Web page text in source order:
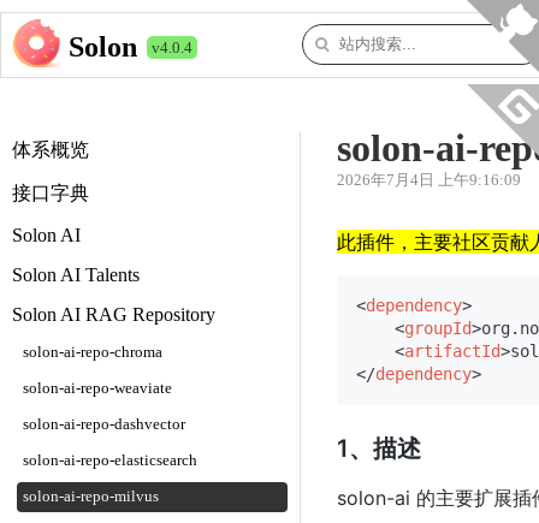
Solon v4.0.4
体系概览
接口字典
Solon AI
Solon AI Talents
Solon AI RAG Repository
solon-ai-repo-chroma
solon-ai-repo-weaviate
solon-ai-repo-dashvector
solon-ai-repo-elasticsearch
solon-ai-repo-milvus
solon-ai-
2026年7月4日 上午9:16:09
此插件，主要社区贡
<dependency>
<groupId>
<artifactId>
</dependency>
1、描述
solon-ai 的主要扩展